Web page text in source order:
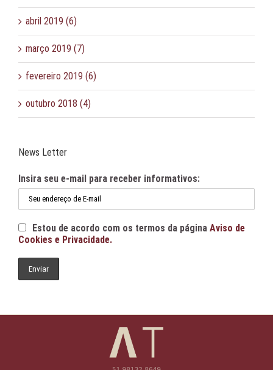
abril 2019 (6)
março 2019 (7)
fevereiro 2019 (6)
outubro 2018 (4)
News Letter
Insira seu e-mail para receber informativos:
Estou de acordo com os termos da página Aviso de
Cookies e Privacidade.